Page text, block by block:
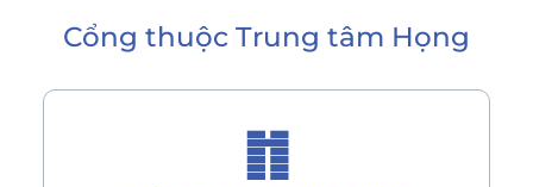
Cổng thuộc Trung tâm Họng
䷇